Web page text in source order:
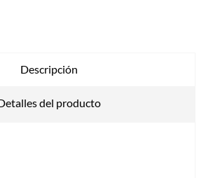
Descripción
del producto